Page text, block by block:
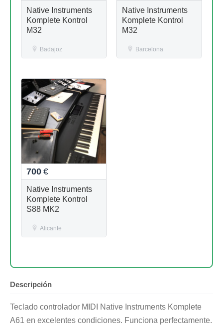
Native Instruments
Komplete Kontrol
M32
Badajoz
Native Instruments
Komplete Kontrol
M32
Barcelona
700 €
Native Instruments
Komplete Kontrol
S88 MK2
Alicante
Descripción
Teclado controlador MIDI Native Instruments Komplete
A61 en excelentes condiciones. Funciona perfectamente.